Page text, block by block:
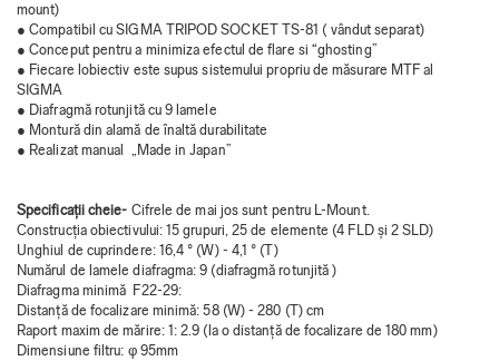
mount)
● Compatibil cu SIGMA TRIPOD SOCKET TS-81 ( vândut separat)
● Conceput pentru a minimiza efectul de flare si “ghosting”
● Fiecare lobiectiv este supus sistemului propriu de măsurare MTF al
SIGMA
● Diafragmă rotunjită cu 9 lamele
● Montură din alamă de înaltă durabilitate
● Realizat manual „Made in Japan”
Specificații cheie- Cifrele de mai jos sunt pentru L-Mount.
Construcția obiectivului: 15 grupuri, 25 de elemente (4 FLD și 2 SLD)
Unghiul de cuprindere: 16,4 ° (W) - 4,1 ° (T)
Numărul de lamele diafragma: 9 (diafragmă rotunjită )
Diafragma minimă F22-29:
Distanță de focalizare minimă: 58 (W) - 280 (T) cm
Raport maxim de mărire: 1: 2.9 (la o distanță de focalizare de 180 mm)
Dimensiune filtru: φ 95mm